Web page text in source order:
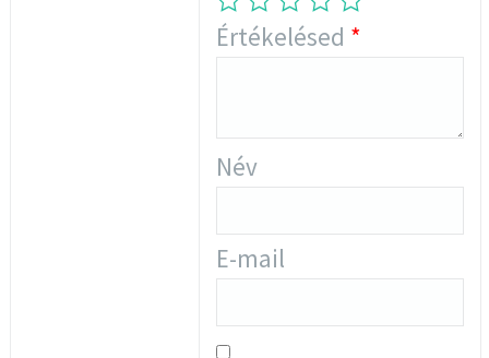
Értékelésed *
Név
E-mail